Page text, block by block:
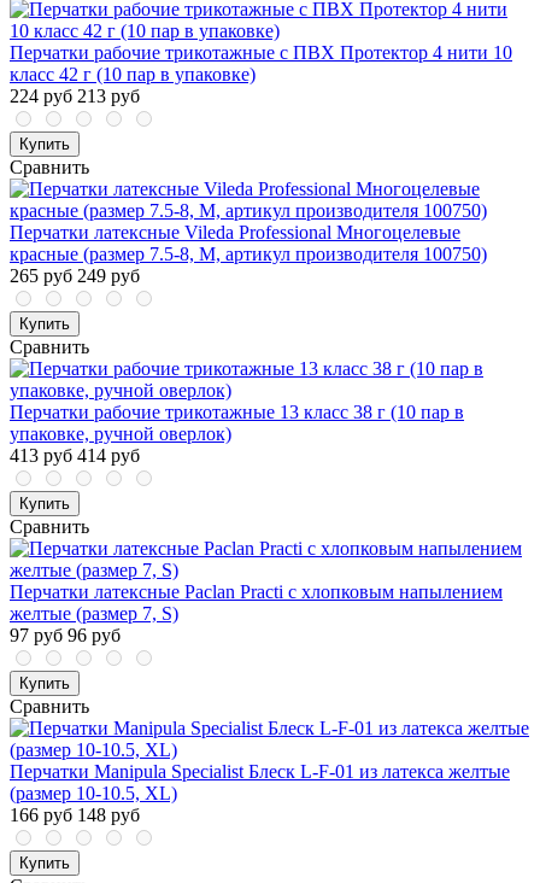
Перчатки рабочие трикотажные с ПВХ Протектор 4 нити 10
класс 42 г (10 пар в упаковке)
224 руб 213 руб
Купить
Сравнить
Перчатки латексные Vileda Professional Многоцелевые
красные (размер 7.5-8, M, артикул производителя 100750)
265 руб 249 руб
Купить
Сравнить
Перчатки рабочие трикотажные 13 класс 38 г (10 пар в
упаковке, ручной оверлок)
413 руб 414 руб
Купить
Сравнить
Перчатки латексные Paclan Practi с хлопковым напылением
желтые (размер 7, S)
97 руб 96 руб
Купить
Сравнить
Перчатки Manipula Specialist Блеск L-F-01 из латекса желтые
(размер 10-10.5, XL)
166 руб 148 руб
Купить